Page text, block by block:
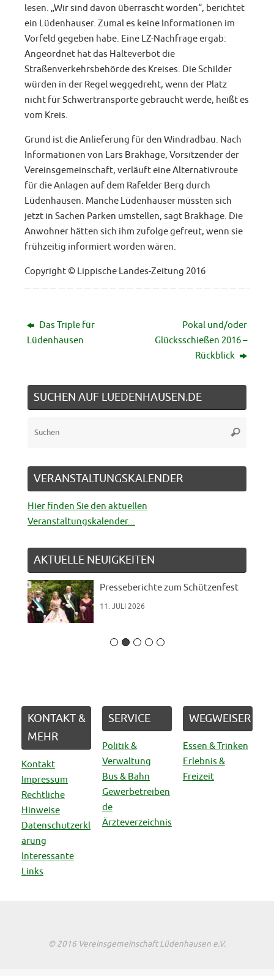
lesen. „Wir sind davon überrascht worden“, berichtet
ein Lüdenhauser. Zumal es keine Informationen im
Vorfeld gegeben habe. Eine LZ-Nachfrage ergab:
Angeordnet hat das Halteverbot die
Straßenverkehrsbehörde des Kreises. Die Schilder
würden in der Regel weggedreht, wenn der Platz
nicht für Schwertransporte gebraucht werde, heißt es
vom Kreis.
Grund ist die Anlieferung für den Windradbau. Nach
Informationen von Lars Brakhage, Vorsitzender der
Vereinsgemeinschaft, verläuft eine Alternativroute
für die Anlagen auf dem Rafelder Berg durch
Lüdenhausen. Manche Lüdenhauser müssten sich
jetzt in Sachen Parken umstellen, sagt Brakhage. Die
Anwohner hätten sich ihm zufolge gefreut, wenn sie
frühzeitig informiert worden wären.
Copyright © Lippische Landes-Zeitung 2016
Das Triple für
Lüdenhausen
Pokal und/oder
Glücksschießen 2016 –
Rückblick
SUCHEN AUF LUEDENHAUSEN.DE
Suchen
VERANSTALTUNGSKALENDER
Hier finden Sie den aktuellen
Veranstaltungskalender...
AKTUELLE NEUIGKEITEN
Presseberichte zum Schützenfest
11. JULI 2026
KONTAKT &
MEHR
Kontakt
Impressum
Rechtliche
Hinweise
Datenschutzerkl
ärung
Interessante
Links
SERVICE
Politik &
Verwaltung
Bus & Bahn
Gewerbetreiben
de
Ärzteverzeichnis
WEGWEISER
Essen & Trinken
Erlebnis &
Freizeit
© 2016 Vereinsgemeinschaft Lüdenhausen e.V.